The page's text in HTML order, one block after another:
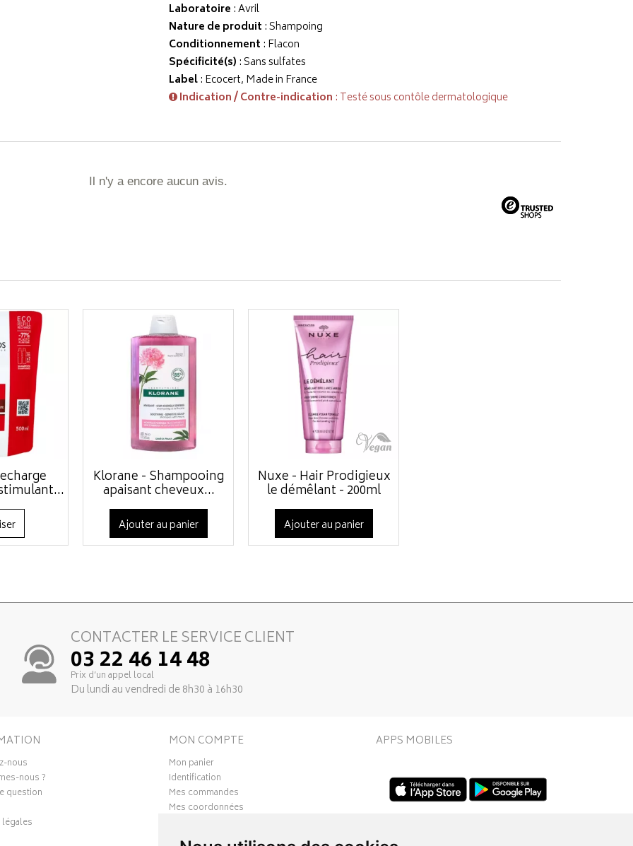
Laboratoire :Avril
Nature de produit : Shampoing
Conditionnement : Flacon
Spécificité(s) : Sans sulfates
Label: Ecocert, Made in France
Indication / Contre-indication : Testé sous contôle dermatologique
Il n'y a encore aucun avis.
Klorane - Shampooing
apaisant cheveux...
Ajouter au panier
Nuxe - Hair Prodigieux
le démêlant - 200ml
Ajouter au panier
CONTACTER LE SERVICE CLIENT
03 22 46 14 48
Prix d’un appel local
Du lundi au vendredi de 8h30 à 16h30
nous
nous ?
question
MON COMPTE
Mon panier
Identification
Mes commandes
Mes coordonnées
Mes favoris
APPS MOBILES